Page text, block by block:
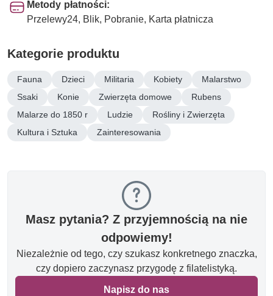
Metody płatności:
Przelewy24, Blik, Pobranie, Karta płatnicza
Kategorie produktu
Fauna Dzieci Militaria Kobiety
Malarstwo
Ssaki
Konie Zwierzęta domowe
Rubens
Malarze do 1850 r
Ludzie
Rośliny i Zwierzęta
Kultura i Sztuka
Zainteresowania
Masz pytania? Z przyjemnością na nie
odpowiemy!
Niezależnie od tego, czy szukasz konkretnego znaczka,
czy dopiero zaczynasz przygodę z filatelistyką.
Napisz do nas